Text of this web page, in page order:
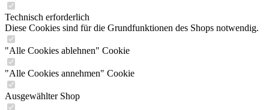
Technisch erforderlich
Diese Cookies sind für die Grundfunktionen des Shops notwendig.
"Alle Cookies ablehnen" Cookie
"Alle Cookies annehmen" Cookie
Ausgewählter Shop